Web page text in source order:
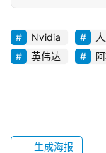
L
i
n
Nvidia
英伟达
生成海报